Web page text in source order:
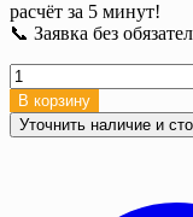
расчёт за 5 минут!
📞 Заявка без
Количество
товара
Полог
ПВХ
В корзину
Уточнить наличие и